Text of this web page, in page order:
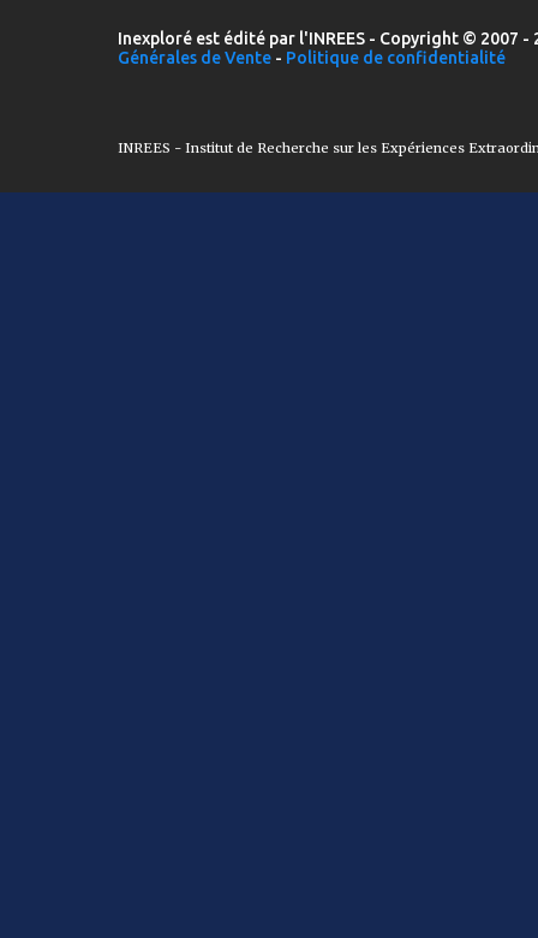
Inexploré est édité par l'INREES - Copyright © 2007
Générales de Vente - Politique de confidentialité
INREES - Institut de Recherche sur les Expériences